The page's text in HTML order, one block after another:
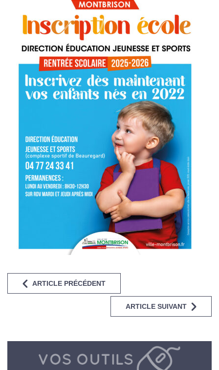
ARTICLE PRÉCÉDENT
ARTICLE SUIVANT